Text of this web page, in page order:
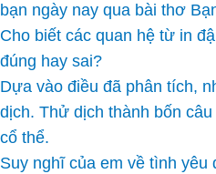
bạn ngày nay qua bài thơ
Cho biết các quan hệ từ in
đúng hay sai?
Dựa vào điều đã phân tích,
dịch. Thử dịch thành bốn
cổ thể.
Suy nghĩ của em về tình